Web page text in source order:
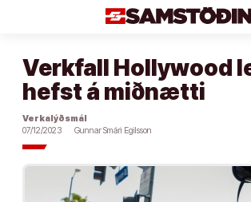
Verkfall Hollywood
hefst á miðnætti
Verkalýðsmál
07/12/2023
Gunnar Smári Egilsson